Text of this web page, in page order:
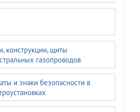
конструкции, щиты
газопроводов
и знаки безопасности в